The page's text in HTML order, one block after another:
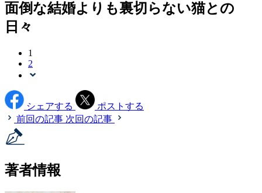
面倒な結婚よりも裏切らない猫との
日々
1
2
シェアする
ポストする
前回の記事 次回の記事
著者情報